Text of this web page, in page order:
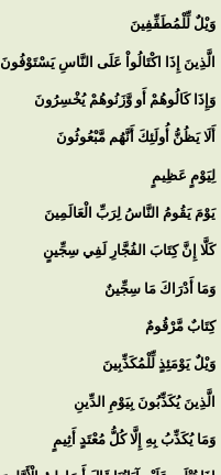
وَيْلٌ لِّلْمُطَفِّفِينَ
الَّذِينَ إِذَا اكْتَالُواْ عَلَى النَّاسِ يَسْتَوْفُونَ
وَإِذَا كَالُوهُمْ أَو وَّزَنُوهُمْ يُخْسِرُونَ
أَلَا يَظُنُّ أُولَئِكَ أَنَّهُم مَّبْعُوثُونَ
لِيَوْمٍ عَظِيمٍ
يَوْمَ يَقُومُ النَّاسُ لِرَبِّ الْعَالَمِينَ
كَلَّا إِنَّ كِتَابَ الفُجَّارِ لَفِي سِجِّينٍ
وَمَا أَدْرَاكَ مَا سِجِّينٌ
كِتَابٌ مَّرْقُومٌ
وَيْلٌ يَوْمَئِذٍ لِّلْمُكَذِّبِينَ
الَّذِينَ يُكَذِّبُونَ بِيَوْمِ الدِّينِ
وَمَا يُكَذِّبُ بِهِ إِلَّا كُلُّ مُعْتَدٍ أَثِيمٍ